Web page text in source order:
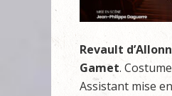
Revault
Gamet.
Assistant mise